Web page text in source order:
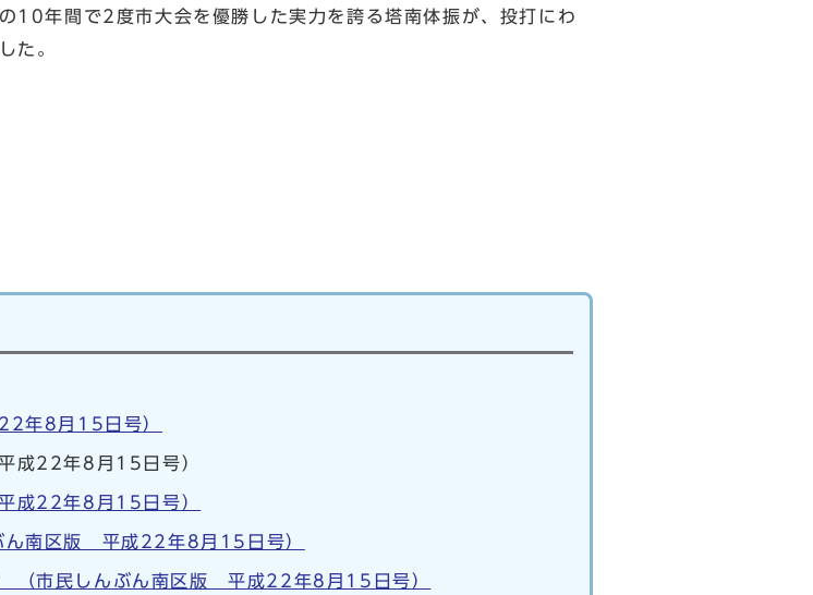
10年間で2度市大会を優勝した実力を誇る塔南体振が、投打にわ
た。
年8月15日号）
成22年8月15日号）
成22年8月15日号）
ん南区版 平成22年8月15日号）
（市民しんぶん南区版 平成22年8月15日号）